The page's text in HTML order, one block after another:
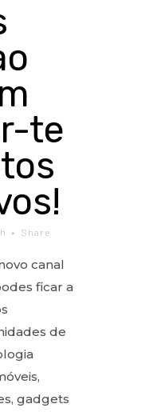
te
Share
canal
ficar a
de
gadgets